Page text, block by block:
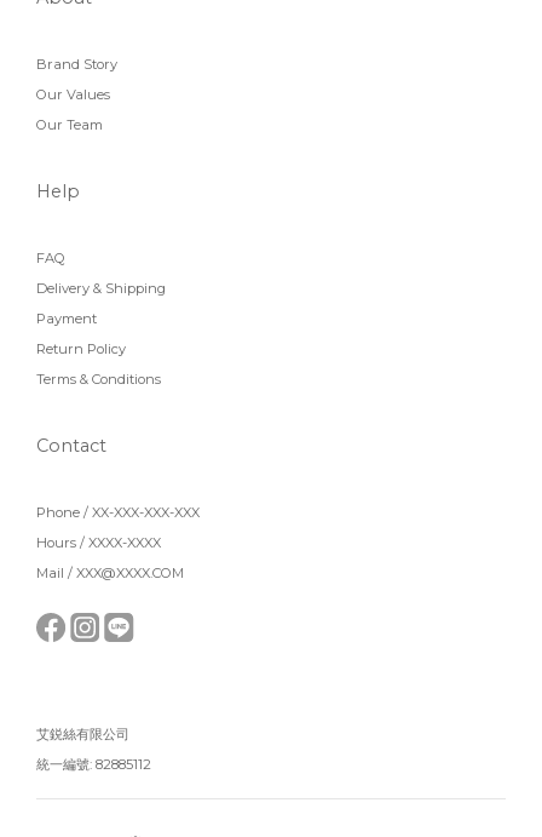
Brand Story
Our Values
Our Team
Help
FAQ
Delivery & Shipping
Payment
Return Policy
Terms & Conditions
Contact
Phone / XX-XXX-XXX-XXX
Hours / XXXX-XXXX
Mail / XXX@XXXX.COM
艾鋭絲有限公司
統一編號: 82885112